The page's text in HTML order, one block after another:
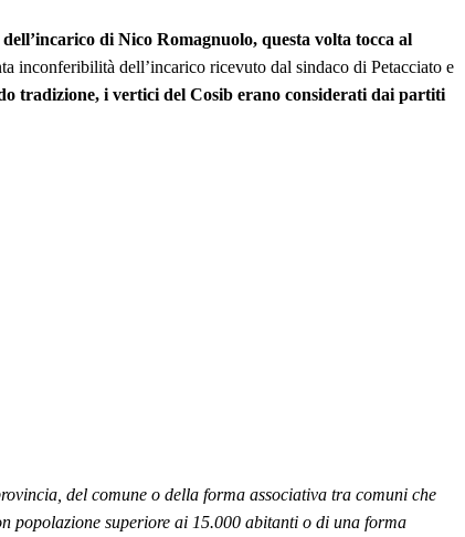
di Nico Romagnuolo, questa volta tocca al
inconferibilità dell’incarico ricevuto dal sindaco di Petacciato e
tradizione, i vertici del Cosib erano considerati dai partiti
del comune o della forma associativa tra comuni che
popolazione superiore ai 15.000 abitanti o di una forma